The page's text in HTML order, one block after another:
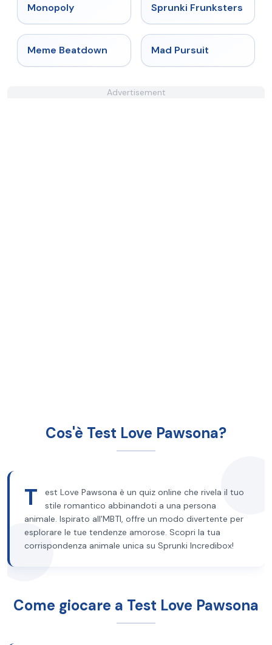
Monopoly ★ 4.7
Sprunki Frunksters
★ 4.4
Meme Beatdown Mad Pursuit
Advertisement
Cos'è Test Love Pawsona?
T
est Love Pawsona è un quiz online che rivela il tuo
stile romantico abbinandoti a una persona
animale. Ispirato all'MBTI, offre un modo divertente per
esplorare le tue tendenze amorose. Scopri la tua
corrispondenza animale unica su Sprunki Incredibox!
Come giocare a Test Love Pawsona